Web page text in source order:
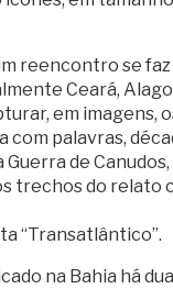
reencontro se
Ceará,
em imagens,
com palavras,
de
trechos do relato
“Transatlântico”.
na Bahia há